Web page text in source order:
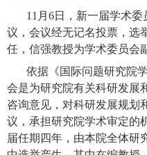
11 月 6日，新一届学术
议，会议经无记名投票，选
任，信强教授为学术委员会
依据《国际问题研究院
会是为研究院有关科研发展
咨询意见，对科研发展规划
议，承担研究院学术审定的
届任期四年，由本院全体研